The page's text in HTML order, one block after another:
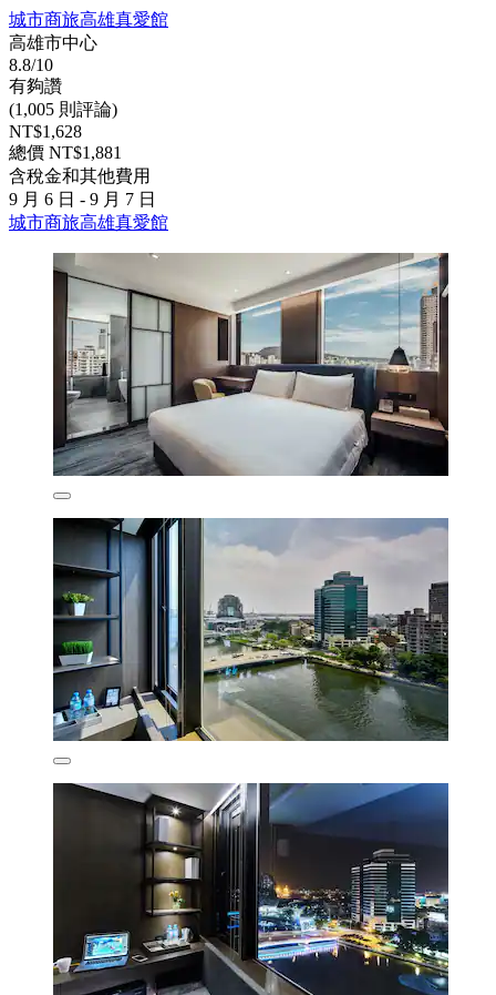
城市商旅高雄真愛館
高雄市中心
8.8/10
有夠讚
(1,005 則評論)
NT$1,628
總價 NT$1,881
含稅金和其他費用
9 月 6 日 - 9 月 7 日
城市商旅高雄真愛館